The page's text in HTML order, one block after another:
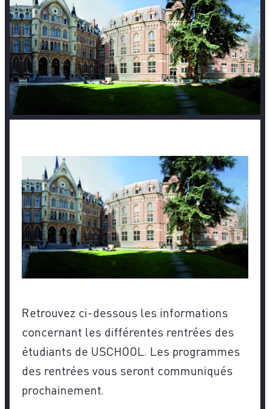
Retrouvez ci-dessous les informations
concernant les différentes rentrées des
étudiants de USCHOOL. Les programmes
des rentrées vous seront communiqués
prochainement.